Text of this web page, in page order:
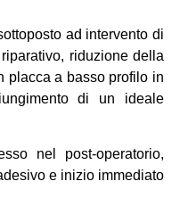
ad intervento di
riduzione della
placca a basso profilo in
di un ideale
nel post-operatorio,
e inizio immediato